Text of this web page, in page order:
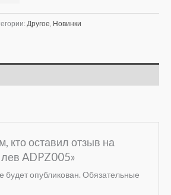
Другое Новинки
кто оставил отзыв на
лев ADPZ005»
будет опубликован. Обязательные